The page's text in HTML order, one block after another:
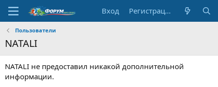
Вход Регистрация
Пользователи
NATALI
NATALI не предоставил никакой дополнительной
информации.